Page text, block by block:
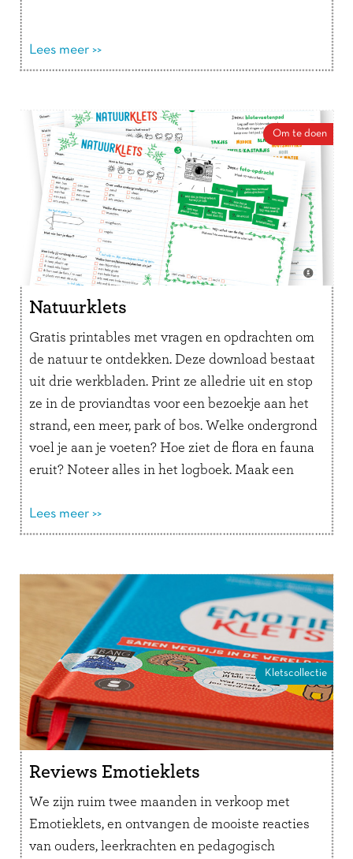
Lees meer >>
Om te doen
Natuurklets
Gratis printables met vragen en opdrachten om
de natuur te ontdekken. Deze download bestaat
uit drie werkbladen. Print ze alledrie uit en stop
ze in de proviandtas voor een bezoekje aan het
strand, een meer, park of bos. Welke ondergrond
voel je aan je voeten? Hoe ziet de flora en fauna
eruit? Noteer alles in het logboek. Maak een
voer leuke opdrachten uit.
Lekker de natuur in. Dat stimuleren wij met
bijdragen aan het behoud van de natuur.
Daarom gaat Gezinnig voor elke download een
vierkante meter natuurgebied beschermen op
EarthToday. Dit internationale platform wil het
bewustzijn over natuurbehoud vergroten en je
kunt er vierkante meters adopteren. Lees er
meer over in hetbericht ‘Natuurbescherming
met Natuurklets’.
Lees meer >>
Kletscollectie
Reviews Emotieklets
We zijn ruim twee maanden in verkoop met
Emotieklets, en ontvangen de mooiste reacties
van ouders, leerkrachten en pedagogisch